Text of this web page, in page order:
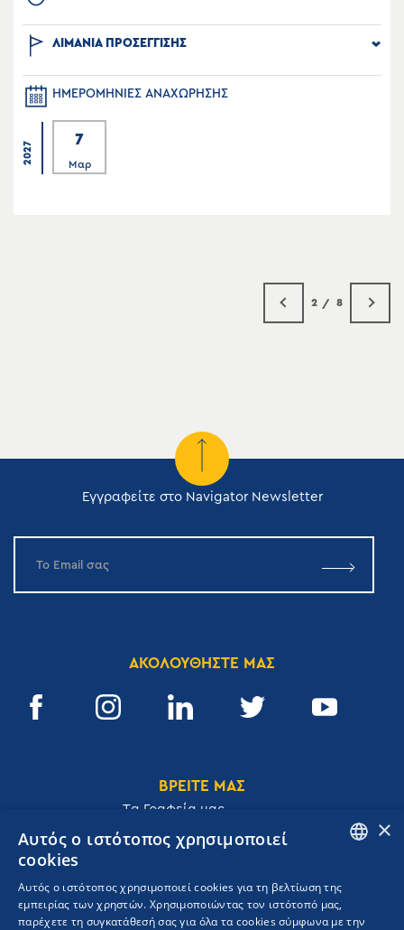
ΛΙΜΑΝΙΑ ΠΡΟΣΕΓΓΙΣΗΣ
ΗΜΕΡΟΜΗΝΙΕΣ ΑΝΑΧΩΡΗΣΗΣ
2027
7
Μαρ
2 8
Εγγραφείτε στο Navigator Newsletter
ΑΚΟΛΟΥΘΗΣΤΕ ΜΑΣ
ΒΡΕΙΤΕ ΜΑΣ
Tα Γραφεία μας
Ακαδημίας 32, 106 72, Αθήνα, Ελλάδα
T. +30 210 3609801
GREEK
×
Αυτός ο ιστότοπος χρησιμοποιεί
cookies
Αυτός ο ιστότοπος χρησιμοποιεί cookies για τη βελτίωση της
εμπειρίας των χρηστών. Χρησιμοποιώντας τον ιστότοπό μας,
παρέχετε τη συγκατάθεσή σας για όλα τα cookies σύμφωνα με την